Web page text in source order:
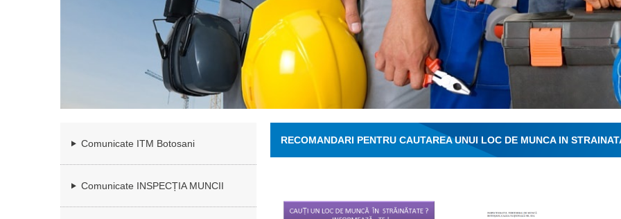
Comunicate ITM Botosani
Comunicate INSPECȚIA MUNCII
RECOMANDARI PENTRU CAUTAREA UNUI LOC DE MUNCA IN